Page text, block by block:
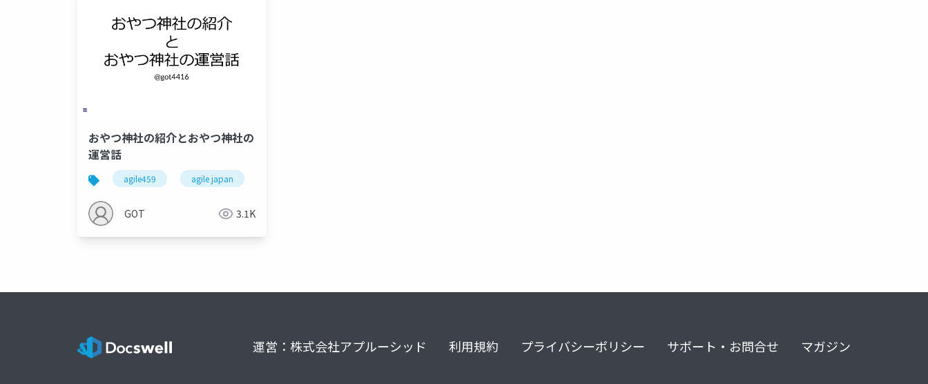
おやつ神社の紹介とおやつ神社の
運営話
agile459 agile japan
GOT 3.1K
運営：株式会社アプルーシッド 利用規約 プライバシーポリシー サポート・お問合せ マガジン